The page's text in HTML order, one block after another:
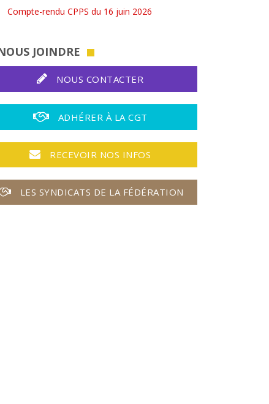
Compte-rendu CPPS du 16 juin 2026
JOINDRE
NOUS CONTACTER
ADHÉRER À LA CGT
RECEVOIR NOS INFOS
LES SYNDICATS DE LA FÉDÉRATION